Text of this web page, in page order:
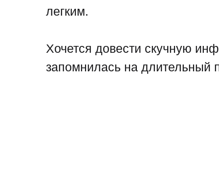
легким.
Хочется довести скучную
запомнилась на длительный